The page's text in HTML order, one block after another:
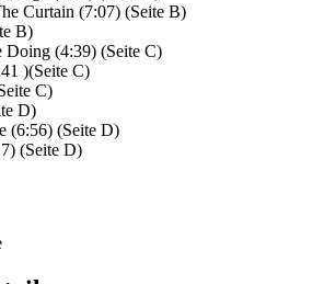
Curtain (7:07) (Seite B)
B)
Doing (4:39) (Seite C)
)(Seite C)
C)
D)
(6:56) (Seite D)
(Seite D)